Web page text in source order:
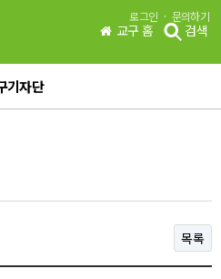
로그인 · 문의하기
교구 홈 검색
기자단
목록